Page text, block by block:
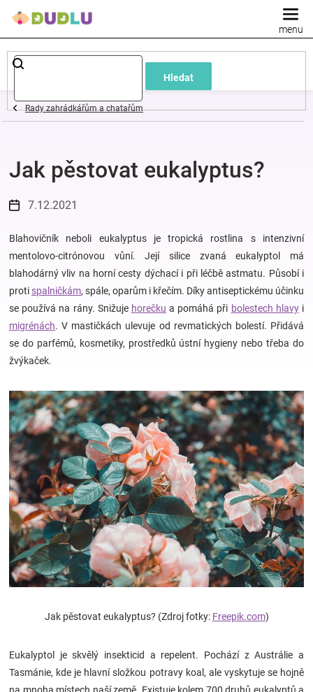
Hledat
Dětské
a
oblečení
Pokojíček
a
kojenecká
výbava
Hračky
zábava
pro
děti
Těhotenské
oblečení
Blog
Rady zahrádkářům a chatařům
Jak pěstovat eukalyptus?
7.12.2021
Blahovičník neboli eukalyptus je tropická rostlina s intenzivní
mentolovo-citrónovou vůní. Její silice zvaná eukalyptol má
blahodárný vliv na horní cesty dýchací i při léčbě astmatu. Působí i
proti spalničkám, spále, oparům i křečím. Díky antiseptickému účinku
se používá na rány. Snižuje horečku a pomáhá při bolestech hlavyi
migrénách. V mastičkách ulevuje od revmatických bolestí. Přidává
se do parfémů, kosmetiky, prostředků ústní hygieny nebo třeba do
žvýkaček.
Jak pěstovat eukalyptus? (Zdroj fotky: Freepik.com)
Eukalyptol je skvělý insekticid a repelent. Pochází z Austrálie a
Tasmánie, kde je hlavní složkou potravy koal, ale vyskytuje se hojně